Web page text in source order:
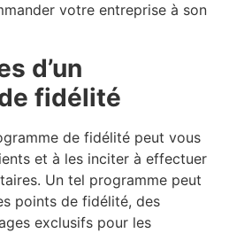
votre entreprise à son
d’un
fidélité
de fidélité peut vous
et à les inciter à effectuer
Un tel programme peut
points de fidélité, des
exclusifs pour les